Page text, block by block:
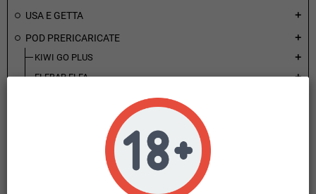
USA E GETTA add
POD PRERICARICATE add
KIWI GO PLUS add
ELFBAR ELFA add